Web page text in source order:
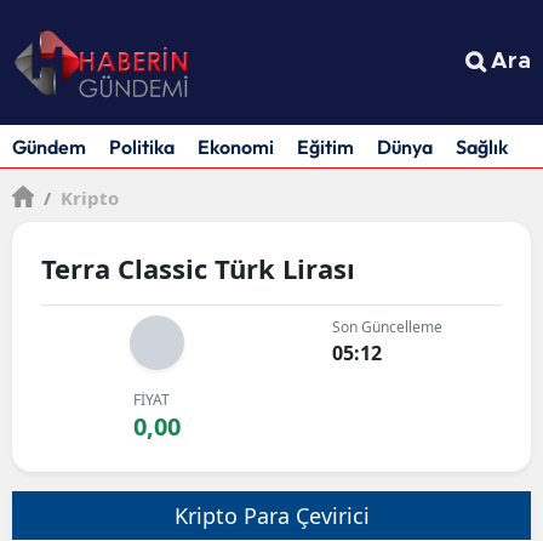
Ara
Gündem Politika Ekonomi Eğitim Dünya Sağlık
/ Kripto
Terra Classic Türk Lirası
Son Güncelleme
05:12
FİYAT
0,00
Kripto Para Çevirici